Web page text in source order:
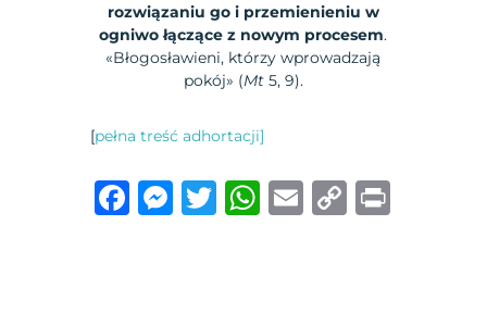
rozwiązaniu go i przemienieniu w
ogniwo łączące z nowym procesem.
«Błogosławieni, którzy wprowadzają
pokój» (Mt5, 9).
[pełna treść adhortacji]
F
M T
W E
C